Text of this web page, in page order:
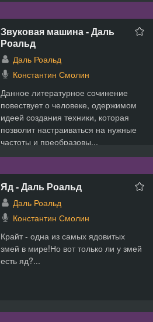
Звуковая машина - Даль
Роальд
Даль Роальд
Константин Смолин
Данное литературное сочинение
повествует о человеке, одержимом
идеей создания техники, которая
позволит настраиваться на нужные
частоты и преобразовы...
Яд - Даль Роальд
Даль Роальд
Константин Смолин
Крайт - одна из самых ядовитых
змей в мире!Но вот только ли у змей
есть яд?...